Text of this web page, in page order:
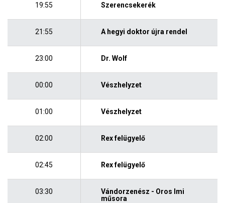
19:55 Szerencsekerék
21:55 A hegyi doktor újra rendel
23:00 Dr. Wolf
00:00 Vészhelyzet
01:00 Vészhelyzet
02:00 Rex felügyelő
02:45 Rex felügyelő
03:30
Vándorzenész - Oros Imi
műsora